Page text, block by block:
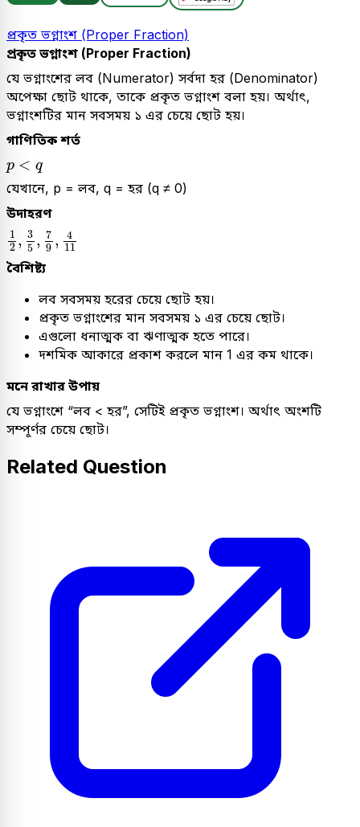
প্রকৃত ভগ্নাংশ (Proper Fraction)
প্রকৃত ভগ্নাংশ (Proper Fraction)
যে ভগ্নাংশের লব (Numerator) সর্বদা হর (Denominator)
অপেক্ষা ছোট থাকে, তাকে প্রকৃত ভগ্নাংশ বলা হয়। অর্থাৎ,
ভগ্নাংশটির মান সবসময় ১ এর চেয়ে ছোট হয়।
গাণিতিক শর্ত
p < q
p <q
যেখানে, p = লব, q = হর (q ≠ 0)
উদাহরণ
1
2 , 3
5 , 7
9 ,
4
11
12 3 ,7 9,
বৈশিষ্ট্য
লব সবসময় হরের চেয়ে ছোট হয়।
প্রকৃত ভগ্নাংশের মান সবসময় ১ এর চেয়ে ছোট।
এগুলো ধনাত্মক বা ঋণাত্মক হতে পারে।
দশমিক আকারে প্রকাশ করলে মান 1 এর কম থাকে।
মনে রাখার উপায়
যে ভগ্নাংশে “লব < হর”, সেটিই প্রকৃত ভগ্নাংশ। অর্থাৎ অংশটি
সম্পূর্ণর চেয়ে ছোট।
Related Question